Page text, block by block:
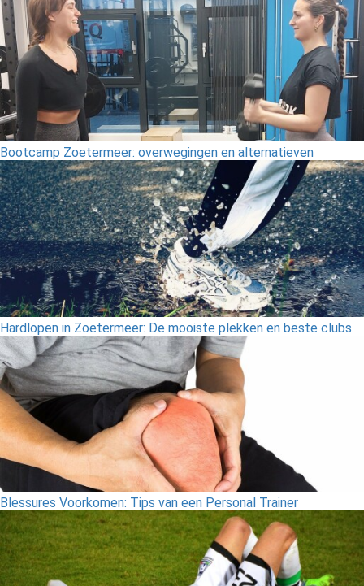
Bootcamp Zoetermeer: overwegingen en alternatieven
Hardlopen in Zoetermeer: De mooiste plekken en beste clubs.
Blessures Voorkomen: Tips van een Personal Trainer